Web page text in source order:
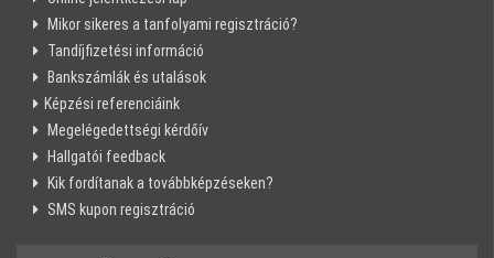
Mikor sikeres a tanfolyami regisztráció?
Tandíjfizetési információ
Bankszámlák és utalások
Képzési referenciáink
Megelégedettségi kérdőív
Hallgatói feedback
Kik fordítanak a továbbképzéseken?
SMS kupon regisztráció